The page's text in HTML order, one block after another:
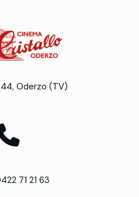
Oderzo (TV)
71 21 63